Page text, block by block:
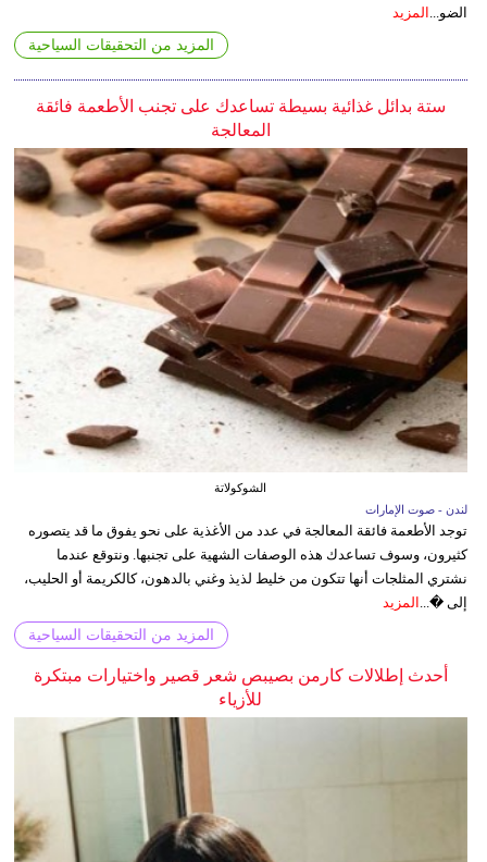
الضو... المزيد
المزيد من التحقيقات السياحية
ستة بدائل غذائية بسيطة تساعدك على تجنب الأطعمة فائقة
المعالجة
الشوكولاتة
لندن - صوت الإمارات
توجد الأطعمة فائقة المعالجة في عدد من الأغذية على نحو يفوق ما قد يتصوره
كثيرون، وسوف تساعدك هذه الوصفات الشهية على تجنبها. ونتوقع عندما
نشتري المثلجات أنها تتكون من خليط لذيذ وغني بالدهون، كالكريمة أو الحليب،
إلى �... المزيد
المزيد من التحقيقات السياحية
أحدث إطلالات كارمن بصيبص شعر قصير واختيارات مبتكرة
للأزياء